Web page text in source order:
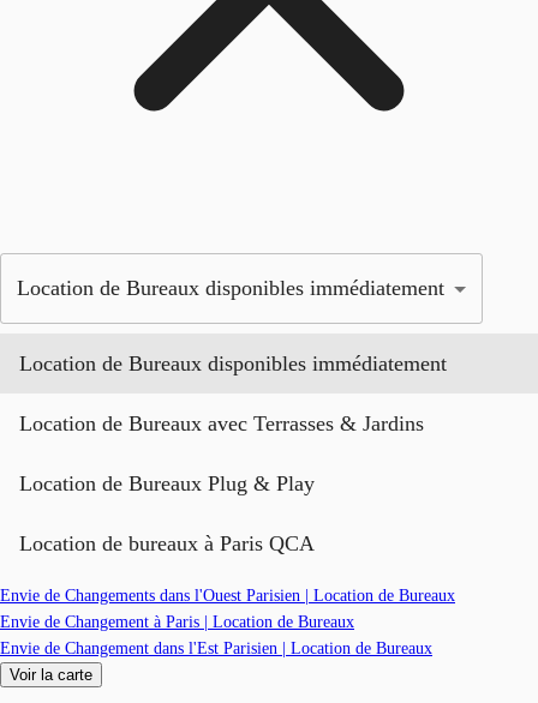
Location de Bureaux disponibles immédiatement
Location de Bureaux disponibles immédiatement
Location de Bureaux avec Terrasses & Jardins
Location de Bureaux Plug & Play
Location de bureaux à Paris QCA
Envie de Changements dans l'Ouest Parisien | Location de Bureaux
Envie de Changement à Paris | Location de Bureaux
Envie de Changement dans l'Est Parisien | Location de Bureaux
Voir la carte